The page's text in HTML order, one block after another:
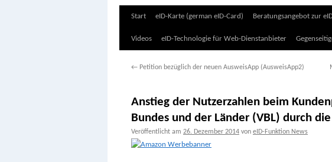
Zum
Inhalt
Start eID-Karte (german eID-Card) Beratungsangebot zur
Videos eID-Technologie für Web-Dienstanbieter
← Petition bezüglich der neuen AusweisApp (AusweisApp2)
Anstieg der Nutzerzahlen beim
Bundes und der Länder (VBL) durch
Veröffentlicht am 26. Dezember 2014 von eID-Funktion News